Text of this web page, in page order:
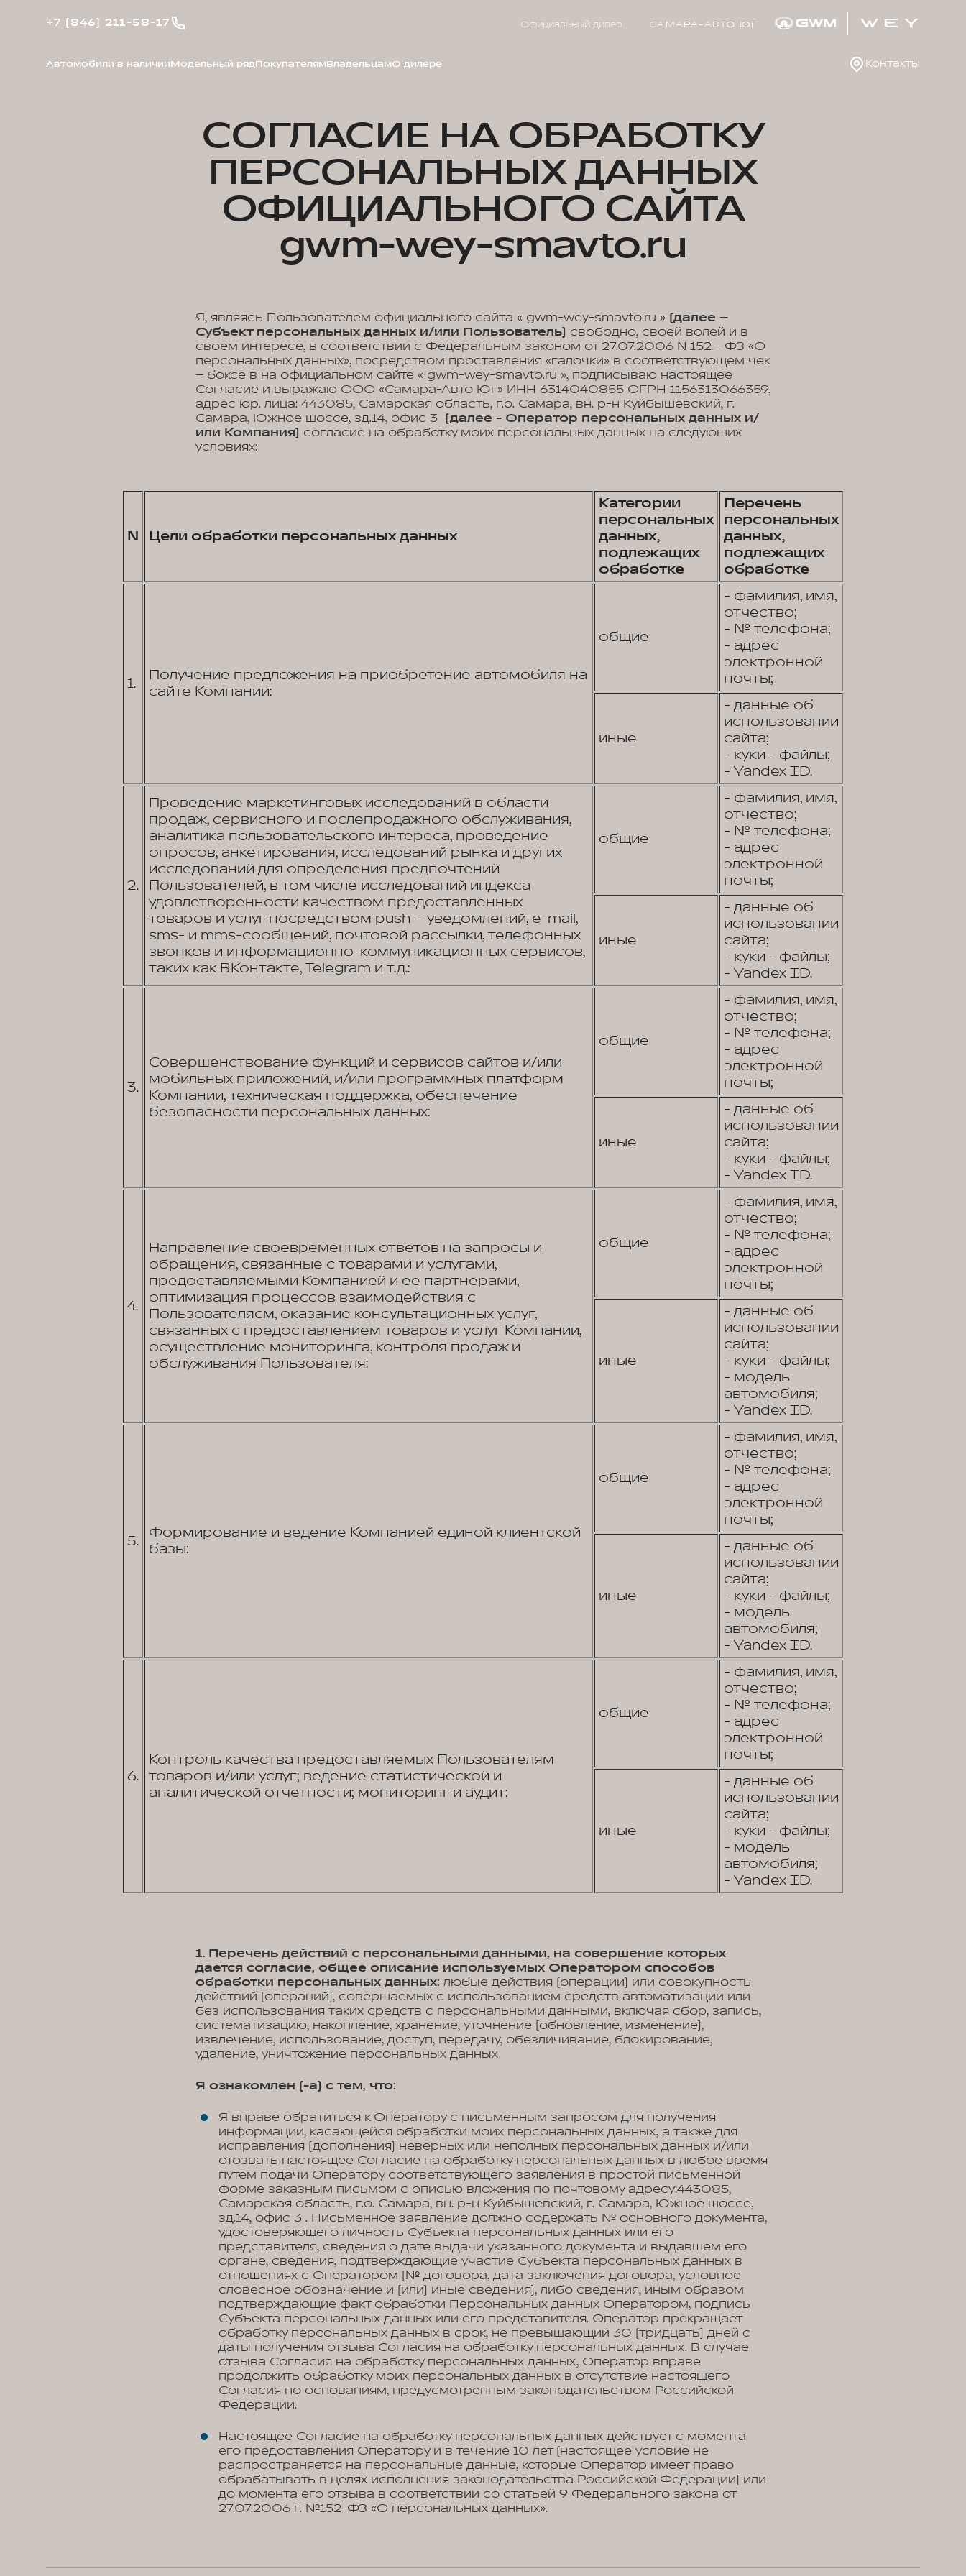
Официальный дилер САМАРА-АВТО ЮГ
Контакты
+7 (846) 211-58-17
Автомобили в наличииМодельный рядПокупателямВладельцамО дилере
СОГЛАСИЕ НА ОБРАБОТКУ
ПЕРСОНАЛЬНЫХ ДАННЫХ
ОФИЦИАЛЬНОГО САЙТА
gwm-wey-smavto.ru
Я, являясь Пользователем официального сайта « gwm-wey-smavto.ru » (далее –
Субъект персональных данных и/или Пользователь) свободно, своей волей и в
своем интересе, в соответствии с Федеральным законом от 27.07.2006 N 152 - ФЗ «О
персональных данных», посредством проставления «галочки» в соответствующем чек
– боксе в на официальном сайте « gwm-wey-smavto.ru », подписываю настоящее
Согласие и выражаю ООО «Самара-Авто Юг» ИНН 6314040855 ОГРН 1156313066359,
адрес юр. лица: 443085, Самарская область, г.о. Самара, вн. р-н Куйбышевский, г.
Самара, Южное шоссе, зд.14, офис 3 (далее - Оператор персональных данных и/
или Компания) согласие на обработку моих персональных данных на следующих
условиях:
N Цели обработки персональных данных
Категории
персональных
данных,
подлежащих
обработке
Перечень
персональных
данных,
подлежащих
обработке
1.
Получение предложения на приобретение автомобиля на
сайте Компании:
общие
- фамилия, имя,
отчество;
- № телефона;
- адрес
электронной
почты;
иные
- данные об
использовании
сайта;
- куки - файлы;
- Yandex ID.
2.
Проведение маркетинговых исследований в области
продаж, сервисного и послепродажного обслуживания,
аналитика пользовательского интереса, проведение
опросов, анкетирования, исследований рынка и других
исследований для определения предпочтений
Пользователей, в том числе исследований индекса
удовлетворенности качеством предоставленных
товаров и услуг посредством push – уведомлений, e-mail,
sms- и mms-сообщений, почтовой рассылки, телефонных
звонков и информационно-коммуникационных сервисов,
таких как ВКонтакте, Telegram и т.д.:
общие
- фамилия, имя,
отчество;
- № телефона;
- адрес
электронной
почты;
иные
- данные об
использовании
сайта;
- куки - файлы;
- Yandex ID.
3.
Совершенствование функций и сервисов сайтов и/или
мобильных приложений, и/или программных платформ
Компании, техническая поддержка, обеспечение
безопасности персональных данных:
общие
- фамилия, имя,
отчество;
- № телефона;
- адрес
электронной
почты;
иные
- данные об
использовании
сайта;
- куки - файлы;
- Yandex ID.
4.
Направление своевременных ответов на запросы и
обращения, связанные с товарами и услугами,
предоставляемыми Компанией и ее партнерами,
оптимизация процессов взаимодействия с
Пользователясм, оказание консультационных услуг,
связанных с предоставлением товаров и услуг Компании,
осуществление мониторинга, контроля продаж и
обслуживания Пользователя:
общие
- фамилия, имя,
отчество;
- № телефона;
- адрес
электронной
почты;
иные
- данные об
использовании
сайта;
- куки - файлы;
- модель
автомобиля;
- Yandex ID.
5.
Формирование и ведение Компанией единой клиентской
базы:
общие
- фамилия, имя,
отчество;
- № телефона;
- адрес
электронной
почты;
иные
- данные об
использовании
сайта;
- куки - файлы;
- модель
автомобиля;
- Yandex ID.
6.
Контроль качества предоставляемых Пользователям
товаров и/или услуг; ведение статистической и
аналитической отчетности; мониторинг и аудит:
общие
- фамилия, имя,
отчество;
- № телефона;
- адрес
электронной
почты;
иные
- данные об
использовании
сайта;
- куки - файлы;
- модель
автомобиля;
- Yandex ID.
1. Перечень действий с персональными данными, на совершение которых
дается согласие, общее описание используемых Оператором способов
обработки персональных данных: любые действия (операции) или совокупность
действий (операций), совершаемых с использованием средств автоматизации или
без использования таких средств с персональными данными, включая сбор, запись,
систематизацию, накопление, хранение, уточнение (обновление, изменение),
извлечение, использование, доступ, передачу, обезличивание, блокирование,
удаление, уничтожение персональных данных.
Я ознакомлен (-а) с тем, что:
Я вправе обратиться к Оператору с письменным запросом для получения
информации, касающейся обработки моих персональных данных, а также для
исправления (дополнения) неверных или неполных персональных данных и/или
отозвать настоящее Согласие на обработку персональных данных в любое время
путем подачи Оператору соответствующего заявления в простой письменной
форме заказным письмом с описью вложения по почтовому адресу:443085,
Самарская область, г.о. Самара, вн. р-н Куйбышевский, г. Самара, Южное шоссе,
зд.14, офис 3 . Письменное заявление должно содержать № основного документа,
удостоверяющего личность Субъекта персональных данных или его
представителя, сведения о дате выдачи указанного документа и выдавшем его
органе, сведения, подтверждающие участие Субъекта персональных данных в
отношениях с Оператором (№ договора, дата заключения договора, условное
словесное обозначение и (или) иные сведения), либо сведения, иным образом
подтверждающие факт обработки Персональных данных Оператором, подпись
Субъекта персональных данных или его представителя. Оператор прекращает
обработку персональных данных в срок, не превышающий 30 (тридцать) дней с
даты получения отзыва Согласия на обработку персональных данных. В случае
отзыва Согласия на обработку персональных данных, Оператор вправе
продолжить обработку моих персональных данных в отсутствие настоящего
Согласия по основаниям, предусмотренным законодательством Российской
Федерации.
Настоящее Согласие на обработку персональных данных действует с момента
его предоставления Оператору и в течение 10 лет (настоящее условие не
распространяется на персональные данные, которые Оператор имеет право
обрабатывать в целях исполнения законодательства Российской Федерации) или
до момента его отзыва в соответствии со статьей 9 Федерального закона от
27.07.2006 г. №152-ФЗ «О персональных данных».